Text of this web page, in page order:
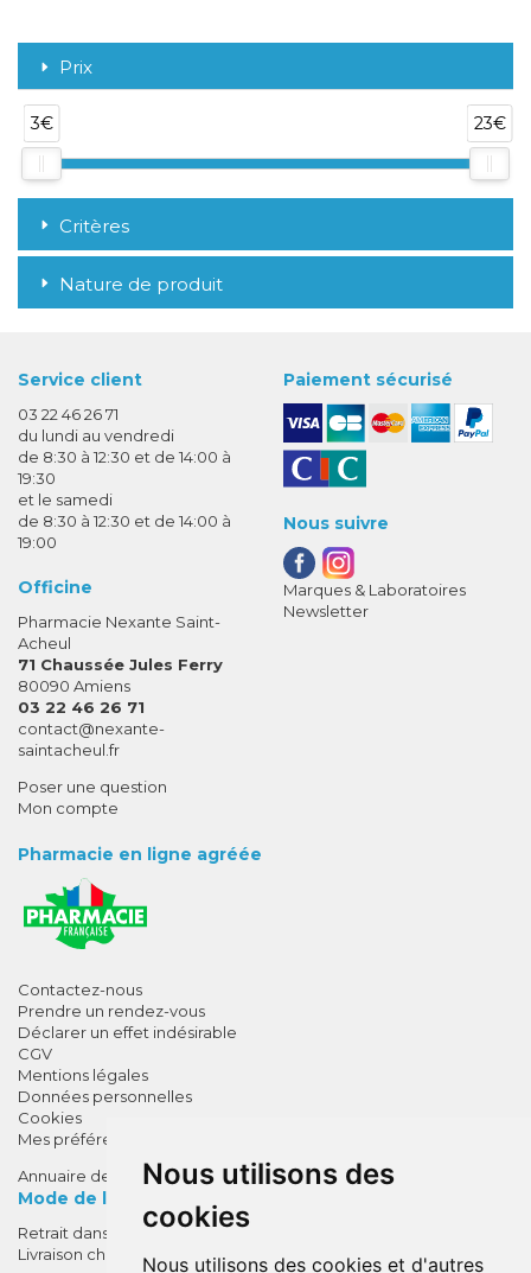
Nous utilisons des
cookies
Nous utilisons des cookies et d'autres
Prix
3€ 23€
Critères
Nature de produit
Service client
03 22 46 26 71
du lundi au vendredi
de 8:30 à 12:30 et de 14:00 à
19:30
et le samedi
de 8:30 à 12:30 et de 14:00 à
19:00
Officine
Pharmacie Nexante Saint-
Acheul
71 Chaussée Jules Ferry
80090 Amiens
03 22 46 26 71
contact-
@-
nexante-
saintacheul.fr
Poser une question
Mon compte
Paiement sécurisé
Nous suivre
Marques & Laboratoires
Newsletter
Pharmacie en ligne agréée
Contactez-nous
Prendre un rendez-vous
Déclarer un effet indésirable
CGV
Mentions légales
Données personnelles
Cookies
Mes préférences Cookies
Annuaire des pharmacies
Mode de livraison
Retrait dans la pharmacie
Livraison chez vous